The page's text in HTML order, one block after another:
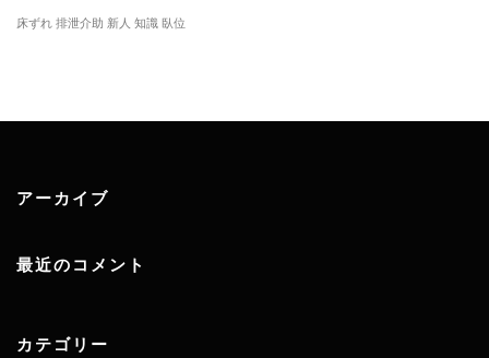
床ずれ 排泄介助 新人 知識 臥位
アーカイブ
最近のコメント
カテゴリー